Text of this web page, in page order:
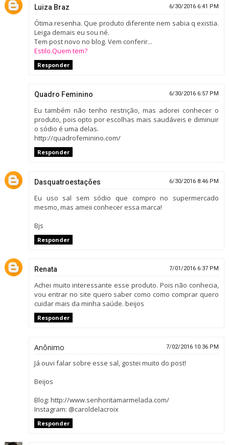
Luiza Braz 6/30/2016 6:41 PM
Ótima resenha. Que produto diferente nem sabia q existia.
Leiga demais eu sou né.
Tem post novo no blog. Vem conferir...
Estilo.Quem tem?
Responder
Quadro Feminino 6/30/2016 6:57 PM
Eu também não tenho restrição, mas adorei conhecer o
produto, pois opto por escolhas mais saudáveis e diminuir
o sódio é uma delas.
http://quadrofeminino.com/
Responder
Dasquatroestações 6/30/2016 8:46 PM
Eu uso sal sem sódio que compro no supermercado
mesmo, mas ameii conhecer essa marca!
Bjs
Responder
Renata 7/01/2016 6:37 PM
Achei muito interessante esse produto. Pois não conhecia,
vou entrar no site quero saber como como comprar quero
cuidar mais da minha saúde. beijos
Responder
Anônimo 7/02/2016 10:36 PM
Já ouvi falar sobre esse sal, gostei muito do post!
Beijos
Blog: http://www.senhoritamarmelada.com/
Instagram: @caroldelacroix
Responder